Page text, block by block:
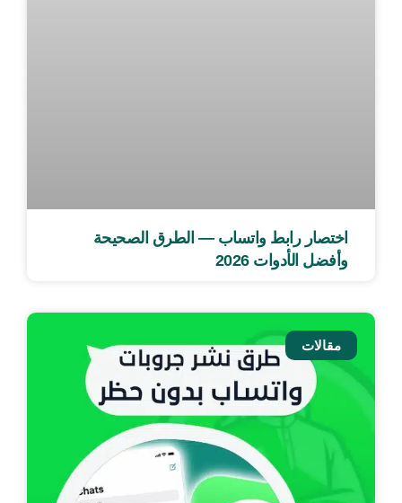
اختصار رابط واتساب — الطرق الصحيحة
وأفضل الأدوات 2026
مقالات